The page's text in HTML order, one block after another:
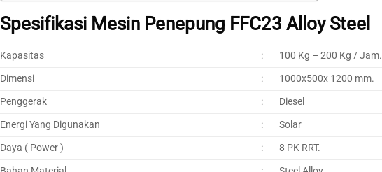
Spesifikasi Mesin Penepung FFC23 Alloy Steel
Kapasitas :
100 Kg – 200 Kg / Jam.
Dimensi
:
1000x500x 1200 mm.
Penggerak
:
Diesel
Energi Yang Digunakan
:
Solar
Daya ( Power )
:
8 PK RRT.